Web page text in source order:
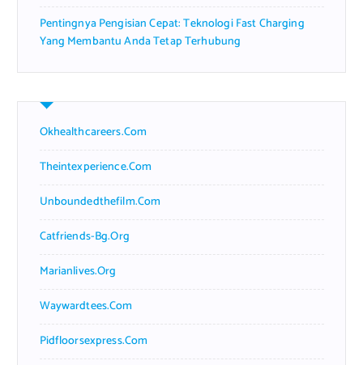
Pentingnya Pengisian Cepat: Teknologi Fast Charging
Yang Membantu Anda Tetap Terhubung
Okhealthcareers.com
Theintexperience.com
Unboundedthefilm.com
Catfriends-Bg.org
Marianlives.org
Waywardtees.com
Pidfloorsexpress.com